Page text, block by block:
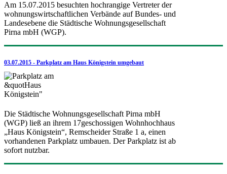
Am 15.07.2015 besuchten hochrangige Vertreter der
wohnungswirtschaftlichen Verbände auf Bundes- und
Landesebene die Städtische Wohnungsgesellschaft
Pirna mbH (WGP).
03.07.2015 - Parkplatz am Haus Königstein umgebaut
Die Städtische Wohnungsgesellschaft Pirna mbH
(WGP) ließ an ihrem 17geschossigen Wohnhochhaus
„Haus Königstein“, Remscheider Straße 1 a, einen
vorhandenen Parkplatz umbauen. Der Parkplatz ist ab
sofort nutzbar.